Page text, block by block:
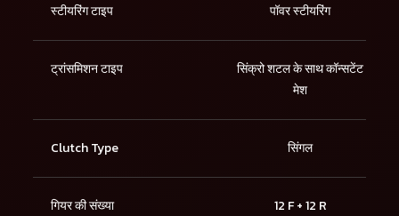
स्टीयरिंग टाइप पॉवर स्टीयरिंग
ट्रांसमिशन टाइप
सिंक्रो शटल के साथ कॉन्सटेंट
मेश
Clutch Type सिंगल
गियर की संख्या 12 F + 12 R